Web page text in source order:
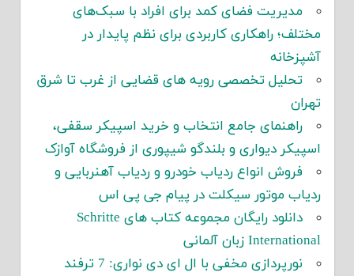
مدیریت فضای کمد برای افراد با سبک‌های
مختلف؛ راهکاری کاربردی برای نظم پایدار در
آشپزخانه
تحلیل تخصصی رویه های قضایی از غرب تا شرق
تهران
راهنمای جامع انتخاب و خرید اسپیکر سقفی،
اسپیکر دیواری و بلندگو شیپوری از فروشگاه آوازک
فروش انواع ردیاب خودرو و ردیاب آهنربایی و
ردیاب موتور سیکلت در پیام جی پی اس
دانلود رایگان مجموعه کتاب های Schritte
International زبان آلمانی
نورپردازی مخفی با ال ای دی نواری: 7 ترفند